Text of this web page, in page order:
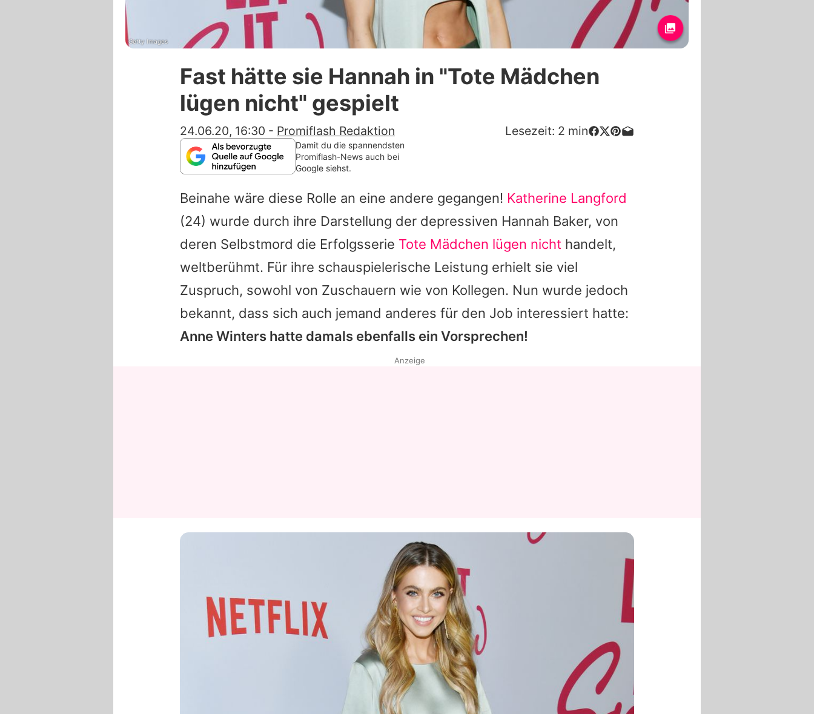
Impressum
Datenschutzerklärung
Nutzungsbedingungen
Utiq verwalten
Getty Images
Fast hätte sie Hannah in "Tote Mädchen
lügen nicht" gespielt
24.06.20, 16:30 - Promiflash Redaktion Lesezeit: 2 min
Damit du die spannendsten
Promiflash-News auch bei
Google siehst.
Beinahe wäre diese Rolle an eine andere gegangen! Katherine Langford
(24) wurde durch ihre Darstellung der depressiven Hannah Baker, von
deren Selbstmord die Erfolgsserie Tote Mädchen lügen nicht handelt,
weltberühmt. Für ihre schauspielerische Leistung erhielt sie viel
Zuspruch, sowohl von Zuschauern wie von Kollegen. Nun wurde jedoch
bekannt, dass sich auch jemand anderes für den Job interessiert hatte:
Anne Winters hatte damals ebenfalls ein Vorsprechen!
Anzeige